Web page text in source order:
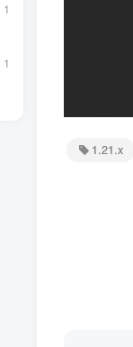
1
1
1.21.x